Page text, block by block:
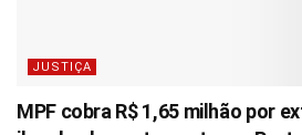
JUSTIÇA
MPF cobra R$ 1,65 milhão por